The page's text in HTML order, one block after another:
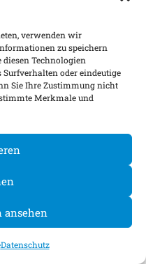
verwenden wir
zu speichern
Technologien
oder eindeutige
Sie Ihre Zustimmung nicht
Merkmale und
ansehen
Datenschutz